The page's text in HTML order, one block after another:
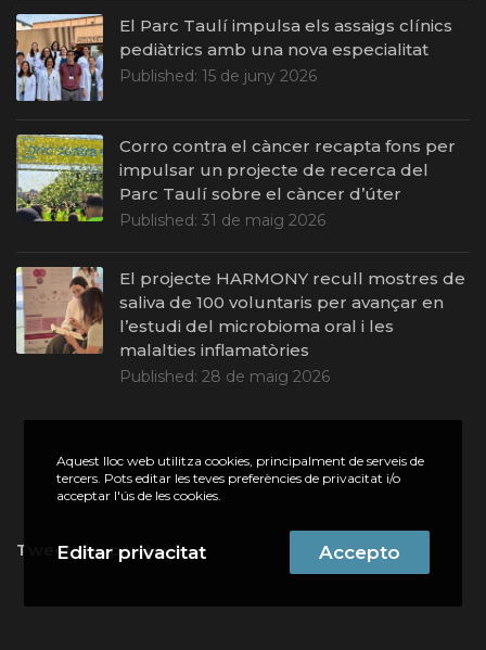
El Parc Taulí impulsa els assaigs clínics
pediàtrics amb una nova especialitat
Published: 15 de juny 2026
Corro contra el càncer recapta fons per
impulsar un projecte de recerca del
Parc Taulí sobre el càncer d’úter
Published: 31 de maig 2026
El projecte HARMONY recull mostres de
saliva de 100 voluntaris per avançar en
l’estudi del microbioma oral i les
malalties inflamatòries
Published: 28 de maig 2026
Tweets by parctauli
Aquest lloc web utilitza cookies, principalment de serveis de
tercers. Pots editar les teves preferències de privacitat i/o
acceptar l'ús de les cookies.
Editar privacitat Accepto